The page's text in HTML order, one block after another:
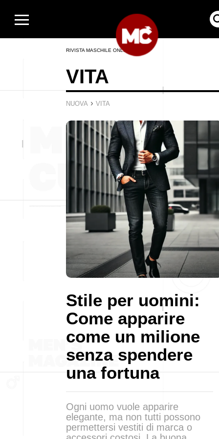
RIVISTA MASCHILE ONLINE
VITA
NUOVA › VITA
Stile per uomini:
Come apparire
come un milione
senza spendere
una fortuna
Ogni uomo vuole apparire
elegante, ma non tutti possono
permettersi vestiti di marca o